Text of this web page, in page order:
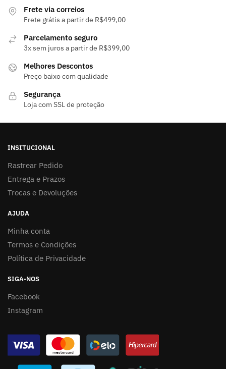
Frete via correios
Frete grátis a partir de R$499,00
Parcelamento seguro
3x sem juros a partir de R$399,00
Melhores Descontos
Preço baixo com qualidade
Segurança
Loja com SSL de proteção
INSITUCIONAL
Rastrear Pedido
Entrega e Prazos
Trocas e Devoluções
AJUDA
Minha conta
Termos e Condições
Política de Privacidade
SIGA-NOS
Facebook
Instagram